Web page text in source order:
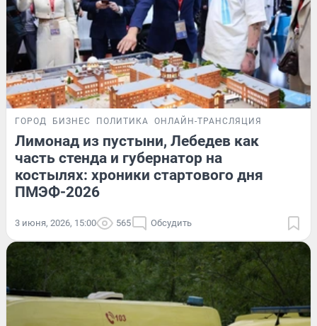
ГОРОД БИЗНЕС ПОЛИТИКА ОНЛАЙН-ТРАНСЛЯЦИЯ
Лимонад из пустыни, Лебедев как
часть стенда и губернатор на
костылях: хроники стартового дня
ПМЭФ-2026
3 июня, 2026, 15:00 565 Обсудить